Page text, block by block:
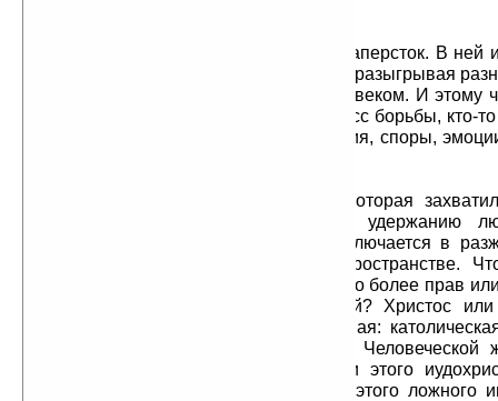
Аналогична шулерская игра в наперсток. В ней
(на единую цель) несколько жуликов, разыгрывая
спектакле перед неискушенным человеком. И этому
что действительно происходит процесс борьбы, кто-
то проигрывает, у всех разные мнения, споры,
Технология той группировки, которая
власть в христианском мире по удержанию
информационном пространстве, заключается в
борьбы идей и мнений в этом пространстве.
человеку было о чем размышлять. Кто более прав
или Сталин? Троцкий или Каутский? Христос
христианская церковь самая истинная:
протестантская или григорианская? Человеческой
чтобы прочитать все лживые книги этого
разобраться в них и вырваться из этого ложного